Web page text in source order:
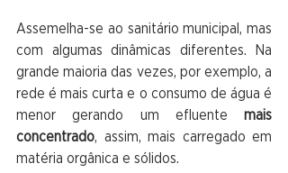
Assemelha-se ao sanitário municipal, mas
com algumas dinâmicas diferentes. Na
grande maioria das vezes, por exemplo, a
rede é mais curta e o consumo de água é
menor gerando um efluente mais
concentrado, assim, mais carregado em
matéria orgânica e sólidos.